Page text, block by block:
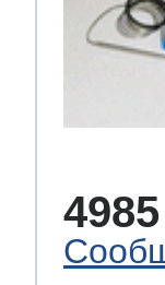
4985